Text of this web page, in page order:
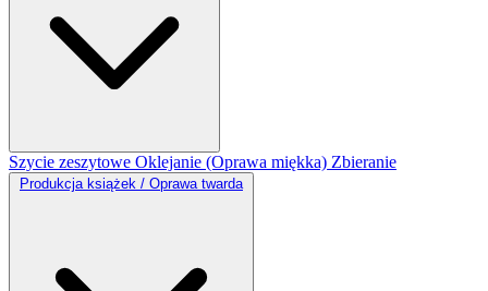
Szycie zeszytowe Oklejanie (Oprawa miękka) Zbieranie
Produkcja książek / Oprawa twarda